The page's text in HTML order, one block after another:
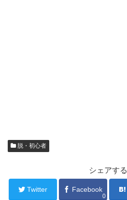
脱・初心者
シェアする
Twitter Facebook
0